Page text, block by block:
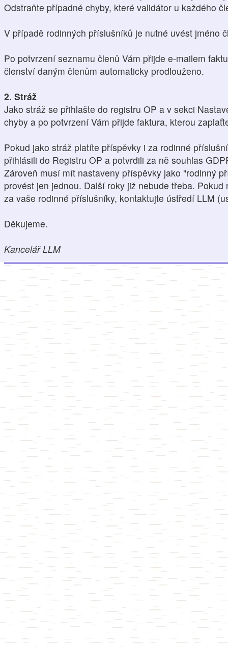
Odstraňte případné chyby, které validátor u každého
V případě rodinných příslušníků je nutné uvést jméno
Po potvrzení seznamu členů Vám přijde e-mailem
členství daným členům automaticky prodlouženo.
2. Stráž
Jako stráž se přihlašte do registru OP a v sekci
chyby a po potvrzení Vám přijde faktura, kterou
Pokud jako stráž platíte příspěvky i za rodinné
přihlásili do Registru OP a potvrdili za ně souhlas
Zároveň musí mít nastaveny příspěvky jako "rodinný
provést jen jednou. Další roky již nebude třeba.
za vaše rodinné příslušníky, kontaktujte ústředí LLM
Děkujeme.
Kancelář LLM